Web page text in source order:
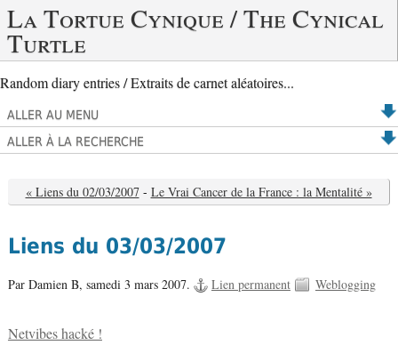
La Tortue Cynique / The Cynical
Turtle
Random diary entries / Extraits de carnet aléatoires...
ALLER AU MENU
ALLER À LA RECHERCHE
« Liens du 02/03/2007 - Le Vrai Cancer de la France : la Mentalité »
Liens du 03/03/2007
Par Damien B, samedi 3 mars 2007. Lien permanent Weblogging
Netvibes hacké !